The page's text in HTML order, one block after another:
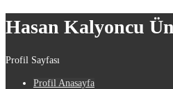
Hasan Kalyoncu
Profil Sayfası
Profil Anasayfa